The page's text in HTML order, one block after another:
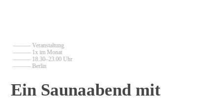
——— Veranstaltung
——— 1x im Monat
——— 18.30–23.00 Uhr
——— Berlin
Ein Saunaabend mit